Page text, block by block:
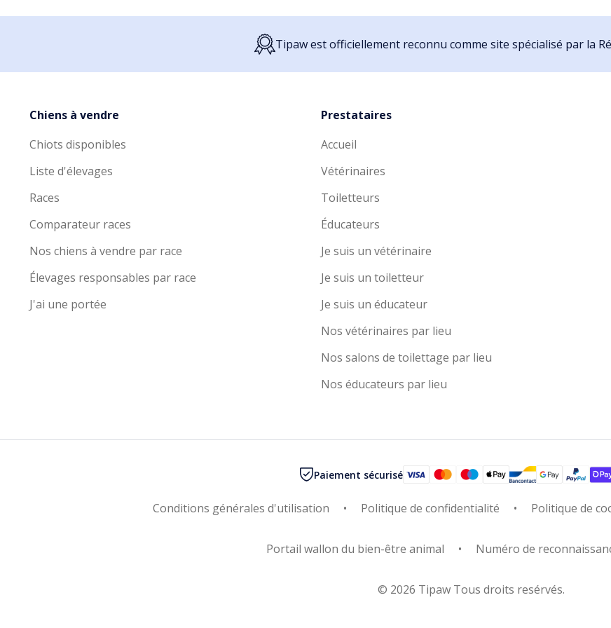
Tipaw est officiellement reconnu comme site spécialisé par la
Chiens à vendre
Chiots disponibles
Liste d'élevages
Races
Comparateur races
Nos chiens à vendre par race
Élevages responsables par race
J'ai une portée
Prestataires
Accueil
Vétérinaires
Toiletteurs
Éducateurs
Je suis un vétérinaire
Je suis un toiletteur
Je suis un éducateur
Nos vétérinaires par lieu
Nos salons de toilettage par lieu
Nos éducateurs par lieu
Paiement sécurisé
Conditions générales d'utilisation Politique de confidentialité Politique de
Portail wallon du bien-être animal Numéro de
© 2026 Tipaw Tous droits resérvés.